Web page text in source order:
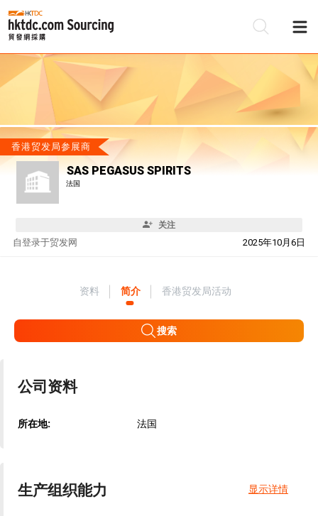
香港贸发局参展商
SAS PEGASUS SPIRITS
法国
关注
自 2025年10月6日
登录于贸发网
资料 简介 香港贸发局活动
搜索
公司资料
所在地: 法国
生产组织能力 显示详情